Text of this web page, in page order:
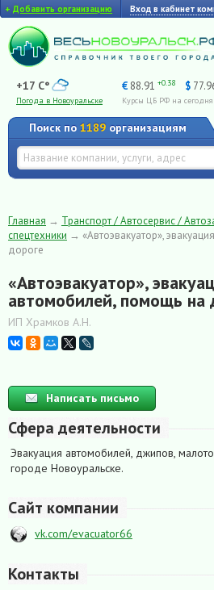
+ Добавить организацию Вход в кабинет
+17 C°
Погода в Новоуральске
€ 88.91 +0.38 $
Курсы ЦБ РФ на сегодня
Поиск по 1189 организациям
Главная → Транспорт / Автосервис /
спецтехники → «Автоэвакуатор»,
дороге
«Автоэвакуатор»,
автомобилей, помощь на
ИП Храмков А.Н.
Написать письмо
Сфера деятельности
Эвакуация автомобилей, джипов,
городе Новоуральске.
Сайт компании
vk.com/evacuator66
Контакты